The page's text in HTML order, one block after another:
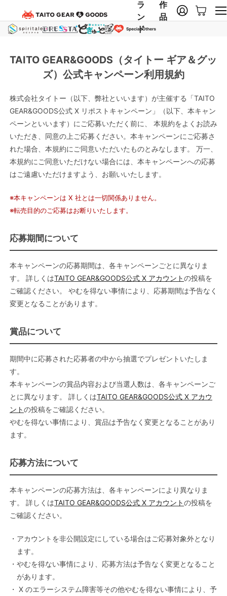
ラ
ン
ド
作
品
TAITO GEAR&GOODS（タイトー ギア＆グッ
ズ）公式キャンペーン利用規約
株式会社タイトー（以下、弊社といいます）が主催する「TAITO
GEAR&GOODS公式 X リポストキャンペーン」（以下、本キャン
ペーンといいます）にご応募いただく前に、 本規約をよくお読み
いただき、同意の上ご応募ください。本キャンペーンにご応募さ
れた場合、本規約にご同意いただいたものとみなします。 万一、
本規約にご同意いただけない場合には、本キャンペーンへの応募
はご遠慮いただけますよう、お願いいたします。
※本キャンペーンは X 社とは一切関係ありません。
※転売目的のご応募はお断りいたします。
応募期間について
本キャンペーンの応募期間は、各キャンペーンごとに異なりま
す。 詳しくはTAITO GEAR&GOODS公式 X アカウントの投稿を
ご確認ください。 やむを得ない事情により、応募期間は予告なく
変更となることがあります。
賞品について
期間中に応募された応募者の中から抽選でプレゼントいたしま
す。
本キャンペーンの賞品内容および当選人数は、各キャンペーンご
とに異なります。 詳しくはTAITO GEAR&GOODS公式 X アカウ
ントの投稿をご確認ください。
やむを得ない事情により、賞品は予告なく変更となることがあり
ます。
応募方法について
本キャンペーンの応募方法は、各キャンペーンにより異なりま
す。 詳しくはTAITO GEAR&GOODS公式 X アカウントの投稿を
ご確認ください。
・アカウントを非公開設定にしている場合はご応募対象外となり
ます。
・やむを得ない事情により、応募方法は予告なく変更となること
があります。
・ X のエラーシステム障害等その他やむを得ない事情により、予